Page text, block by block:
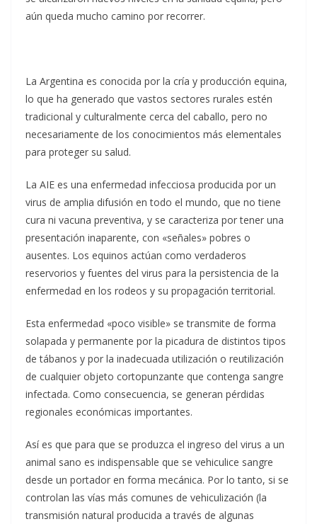
aún queda mucho camino por recorrer.
La Argentina es conocida por la cría y producción equina,
lo que ha generado que vastos sectores rurales estén
tradicional y culturalmente cerca del caballo, pero no
necesariamente de los conocimientos más elementales
para proteger su salud.
La AIE es una enfermedad infecciosa producida por un
virus de amplia difusión en todo el mundo, que no tiene
cura ni vacuna preventiva, y se caracteriza por tener una
presentación inaparente, con «señales» pobres o
ausentes. Los equinos actúan como verdaderos
reservorios y fuentes del virus para la persistencia de la
enfermedad en los rodeos y su propagación territorial.
Esta enfermedad «poco visible» se transmite de forma
solapada y permanente por la picadura de distintos tipos
de tábanos y por la inadecuada utilización o reutilización
de cualquier objeto cortopunzante que contenga sangre
infectada. Como consecuencia, se generan pérdidas
regionales económicas importantes.
Así es que para que se produzca el ingreso del virus a un
animal sano es indispensable que se vehiculice sangre
desde un portador en forma mecánica. Por lo tanto, si se
controlan las vías más comunes de vehiculización (la
transmisión natural producida a través de algunas